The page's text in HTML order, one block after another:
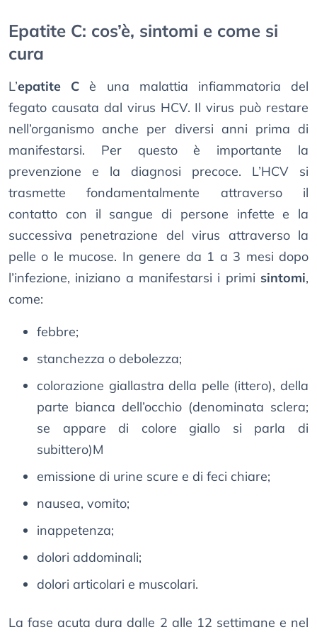
Epatite C: cos’è, sintomi e come si
cura
L’epatite C è una malattia infiammatoria del
fegato causata dal virus HCV. Il virus può restare
nell’organismo anche per diversi anni prima di
manifestarsi. Per questo è importante la
prevenzione e la diagnosi precoce. L’HCV si
trasmette fondamentalmente attraverso il
contatto con il sangue di persone infette e la
successiva penetrazione del virus attraverso la
pelle o le mucose. In genere da 1 a 3 mesi dopo
l’infezione, iniziano a manifestarsi i primi sintomi,
come:
febbre;
stanchezza o debolezza;
colorazione giallastra della pelle (ittero), della
parte bianca dell’occhio (denominata sclera;
se appare di colore giallo si parla di
subittero)M
emissione di urine scure e di feci chiare;
nausea, vomito;
inappetenza;
dolori addominali;
dolori articolari e muscolari.
La fase acuta dura dalle 2 alle 12 settimane e nel